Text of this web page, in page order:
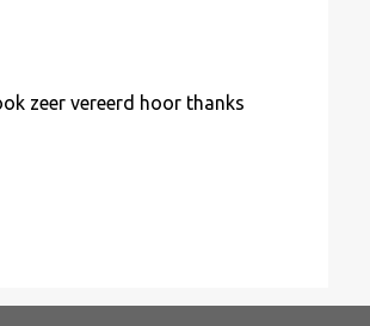
zeer vereerd hoor thanks